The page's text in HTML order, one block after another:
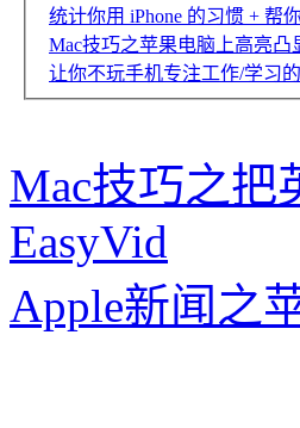
统计你用 iPhone 的习惯 + 帮
Mac技巧之苹果电脑上高亮凸
让你不玩手机专注工作/学习
Mac技巧之把
EasyVid
Apple新闻之